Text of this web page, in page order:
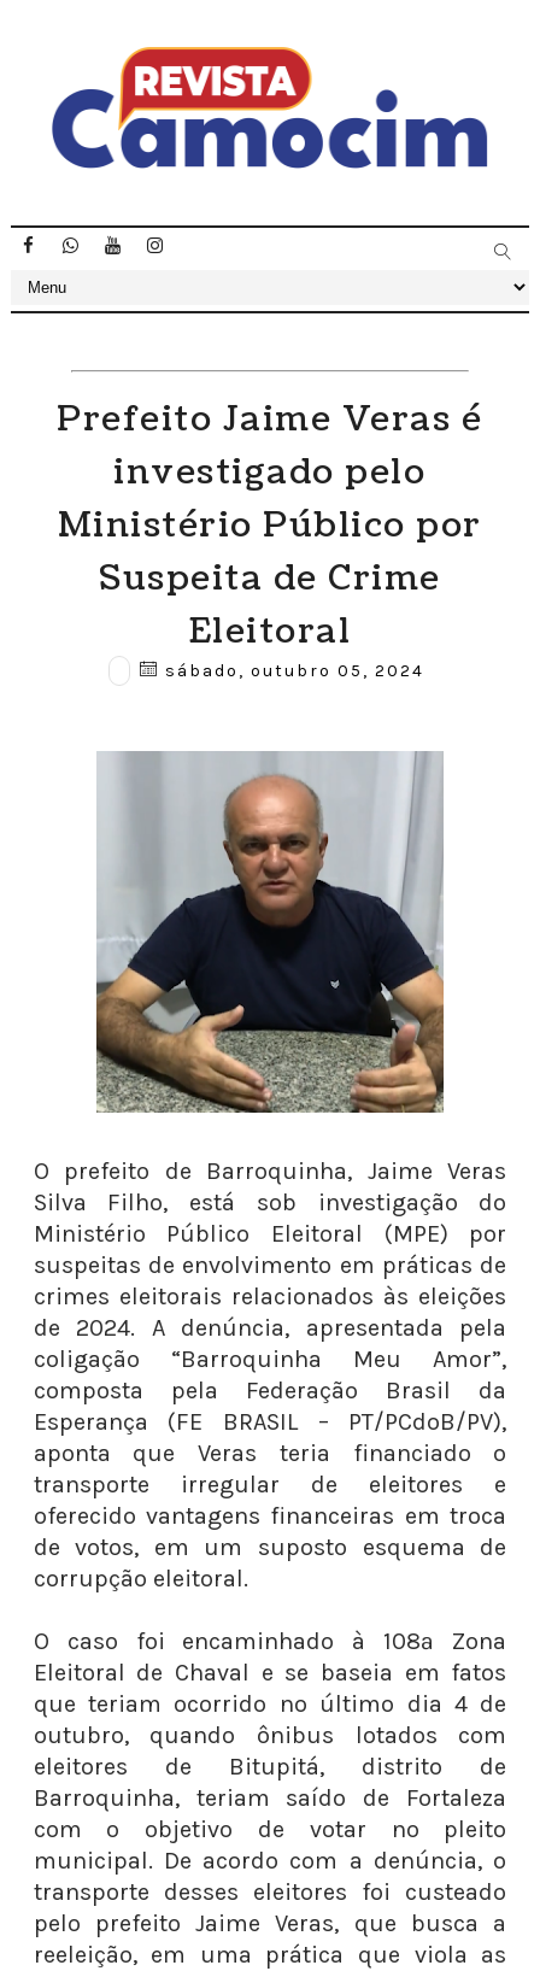
Prefeito Jaime Veras é
investigado pelo
Ministério Público por
Suspeita de Crime
Eleitoral
sábado, outubro 05, 2024
O prefeito de Barroquinha, Jaime Veras
Silva Filho, está sob investigação do
Ministério Público Eleitoral (MPE) por
suspeitas de envolvimento em práticas de
crimes eleitorais relacionados às eleições
de 2024. A denúncia, apresentada pela
coligação “Barroquinha Meu Amor”,
composta pela Federação Brasil da
Esperança (FE BRASIL – PT/PCdoB/PV),
aponta que Veras teria financiado o
transporte irregular de eleitores e
oferecido vantagens financeiras em troca
de votos, em um suposto esquema de
corrupção eleitoral.
O caso foi encaminhado à 108ª Zona
Eleitoral de Chaval e se baseia em fatos
que teriam ocorrido no último dia 4 de
outubro, quando ônibus lotados com
eleitores de Bitupitá, distrito de
Barroquinha, teriam saído de Fortaleza
com o objetivo de votar no pleito
municipal. De acordo com a denúncia, o
transporte desses eleitores foi custeado
pelo prefeito Jaime Veras, que busca a
reeleição, em uma prática que viola as